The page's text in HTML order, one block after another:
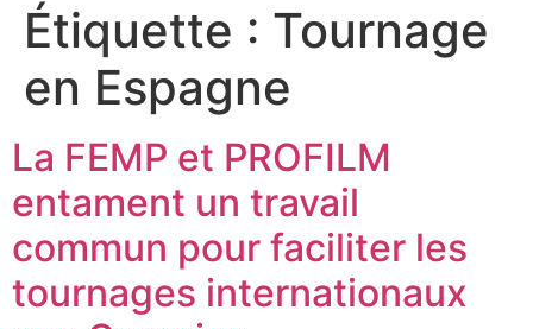
Étiquette : Tournage
en Espagne
La FEMP et PROFILM
entament un travail
commun pour faciliter les
tournages internationaux